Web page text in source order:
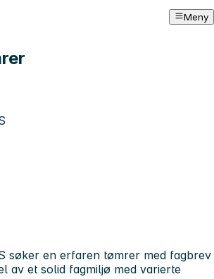
Meny
søker en erfaren tømrer med fagbrev
av et solid fagmiljø med varierte